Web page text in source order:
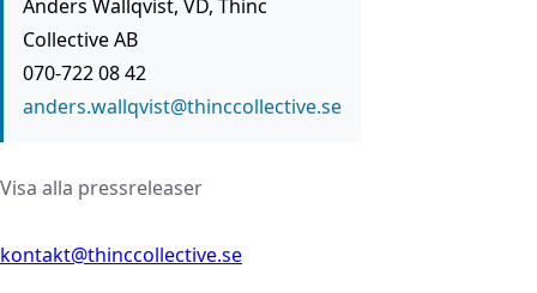
Anders Wallqvist, VD, Thinc
Collective AB
070-722 08 42
anders.wallqvist@thinccollective.se
Visa alla pressreleaser
kontakt@thinccollective.se